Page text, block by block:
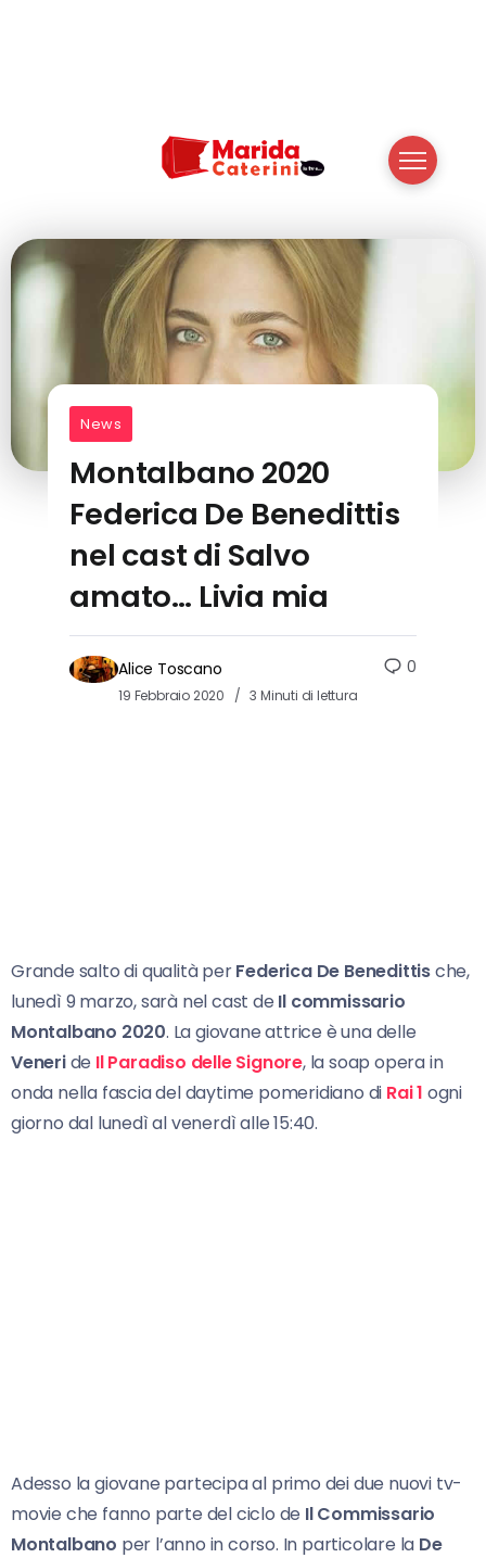
News
Montalbano 2020
Federica De Benedittis
nel cast di Salvo
amato… Livia mia
Alice Toscano
19 Febbraio 2020 3 Minuti di lettura
0
Grande salto di qualità perFederica De Benedittische,
lunedì 9 marzo, sarà nel cast de Il commissario
Montalbano 2020. La giovane attrice è una delle
Veneride Il Paradiso delle Signore, la soap opera in
onda nella fascia del daytime pomeridiano di Rai 1 ogni
giorno dal lunedì al venerdì alle 15:40.
Adesso la giovane partecipa al primo dei due nuovi tv-
movie che fanno parte del ciclo de Il Commissario
Montalbano per l’anno in corso. In particolare la De